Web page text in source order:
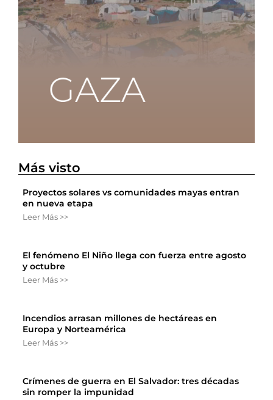
Más visto
Proyectos solares vs comunidades mayas entran
en nueva etapa
Leer Más >>
El fenómeno El Niño llega con fuerza entre agosto
y octubre
Leer Más >>
Incendios arrasan millones de hectáreas en
Europa y Norteamérica
Leer Más >>
Crímenes de guerra en El Salvador: tres décadas
sin romper la impunidad